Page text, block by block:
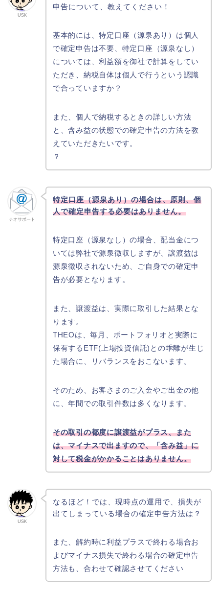
USK
申告について、教えてください！
基本的には、特定口座（源泉あり）は個人
で確定申告は不要、特定口座（源泉なし）
については、利益額を御社で計算をしてい
ただき、納税自体は個人で行うという認識
で合っていますか？
また、個人で納税するときの詳しい方法
と、含み益の状態での確定申告の方法を教
えていただきたいです。
？
テオサポート
特定口座（源泉あり）の場合は、原則、個
人で確定申告する必要はありません。
特定口座（源泉なし）の場合、配当金につ
いては弊社で源泉徴収しますが、譲渡益は
源泉徴収されないため、ご自身での確定申
告が必要となります。
また、譲渡益は、実際に取引した結果とな
ります。
THEOは、毎月、ポートフォリオと実際に
保有するETF(上場投資信託)との乖離が生じ
た場合に、リバランスをおこないます。
そのため、お客さまのご入金やご出金の他
に、年間での取引件数は多くなります。
その取引の都度に譲渡益がプラス、また
は、マイナスで出ますので、「含み益」に
対して税金がかかることはありません。
USK
なるほど！では、現時点の運用で、損失が
出てしまっている場合の確定申告方法は？
また、解約時に利益プラスで終わる場合お
よびマイナス損失で終わる場合の確定申告
方法も、合わせて確認させてください